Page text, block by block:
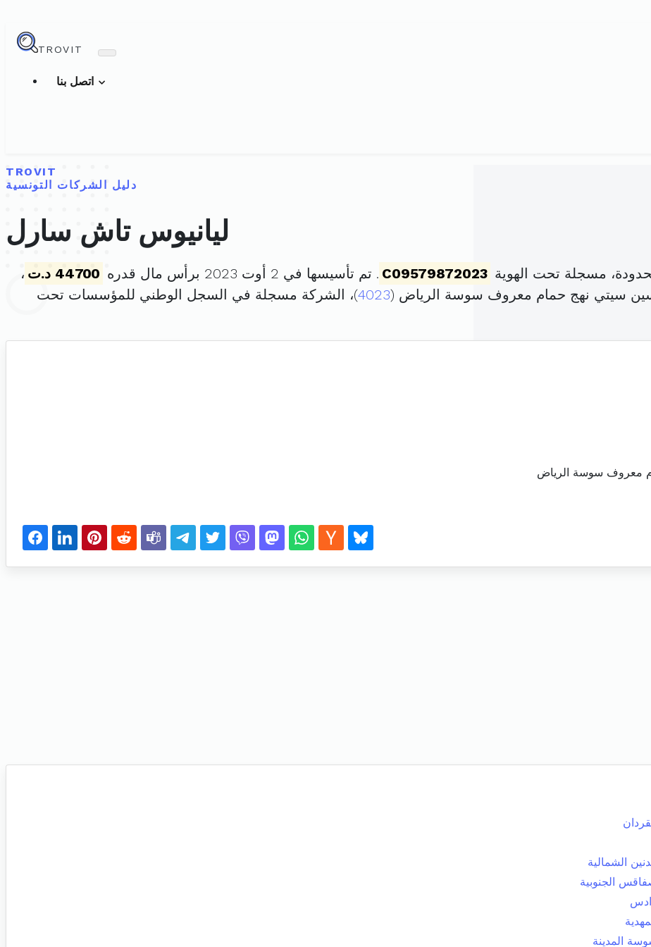
TROVIT
TROVIT
دليل الشركات التونسية
ليانيوس تاش سارل
مسجلة تحت الهوية C09579872023 . تم تأسيسها في 2 أوت 2023 برأس مال قدره 44700 د.ت
،
سيتي نهج حمام معروف سوسة الرياض (4023)، الشركة مسجلة في السجل الوطني للمؤسسات تحت
معروف سوسة الرياض
الشمالية
الجنوبية
المدينة